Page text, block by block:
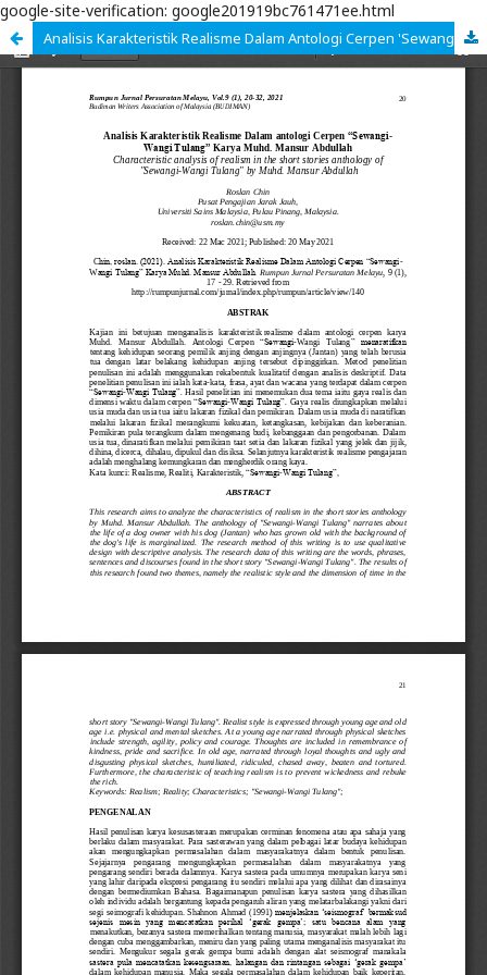
google-site-verification: google201919bc761471ee.html
Analisis Karakteristik Realisme Dalam Antologi Cerpen 'Sewangi-Wangi Tulang' Karya Muhd. Mansur Abdullah